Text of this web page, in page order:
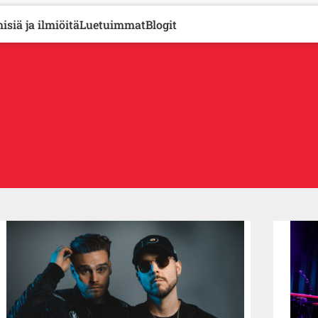
ja ilmiöitäLuetuimmatBlogit